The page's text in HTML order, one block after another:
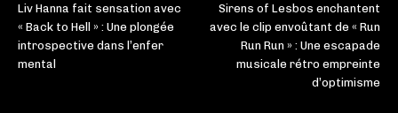
Liv Hanna fait sensation avec
« Back to Hell » : Une plongée
introspective dans l’enfer
mental
Sirens of Lesbos enchantent
avec le clip envoûtant de « Run
Run Run » : Une escapade
musicale rétro empreinte
d’optimisme